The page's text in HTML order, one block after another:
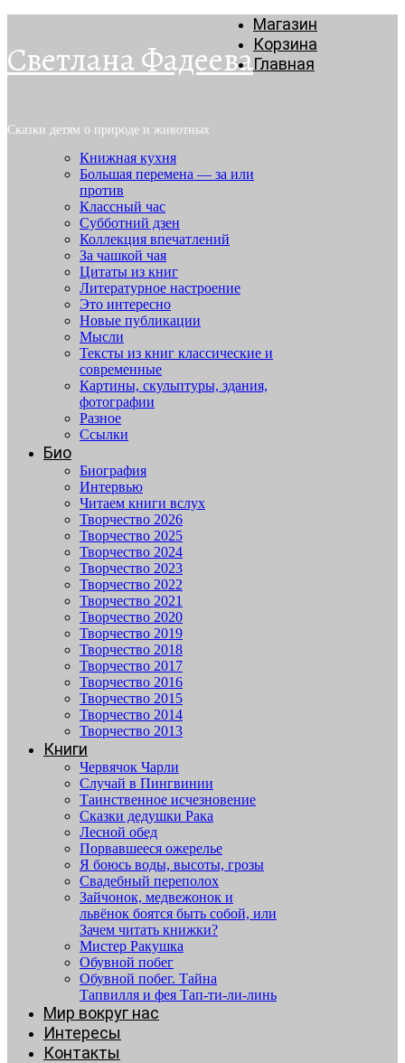
Светлана Фадеева
Сказки детям о природе и животных
Магазин
Корзина
Главная
Книжная кухня
Большая перемена — за или
против
Классный час
Субботний дзен
Коллекция впечатлений
За чашкой чая
Цитаты из книг
Литературное настроение
Это интересно
Новые публикации
Мысли
Тексты из книг классические и
современные
Картины, скульптуры, здания,
фотографии
Разное
Ссылки
Био
Биография
Интервью
Читаем книги вслух
Творчество 2026
Творчество 2025
Творчество 2024
Творчество 2023
Творчество 2022
Творчество 2021
Творчество 2020
Творчество 2019
Творчество 2018
Творчество 2017
Творчество 2016
Творчество 2015
Творчество 2014
Творчество 2013
Книги
Червячок Чарли
Случай в Пингвинии
Таинственное исчезновение
Сказки дедушки Рака
Лесной обед
Порвавшееся ожерелье
Я боюсь воды, высоты, грозы
Свадебный переполох
Зайчонок, медвежонок и
львёнок боятся быть собой, или
Зачем читать книжки?
Мистер Ракушка
Обувной побег
Обувной побег. Тайна
Тапвилля и фея Тап-ти-ли-линь
Мир вокруг нас
Интересы
Контакты